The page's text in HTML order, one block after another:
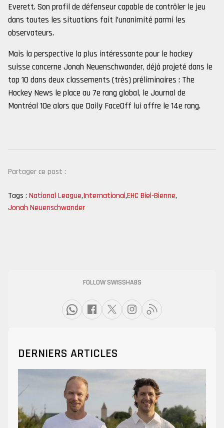
Everett. Son profil de défenseur capable de contrôler le jeu
dans toutes les situations fait l’unanimité parmi les
observateurs.
Mais la perspective la plus intéressante pour le hockey
suisse concerne Jonah Neuenschwander, déjà projeté dans le
top 10 dans deux classements (très) préliminaires : The
Hockey News le place au 7e rang global, le Journal de
Montréal 10e alors que Daily FaceOff lui offre le 14e rang.
Partager ce post :
Tags : National League,International,EHC Biel-Bienne,
Jonah Neuenschwander
FOLLOW SWISSHABS
DERNIERS ARTICLES